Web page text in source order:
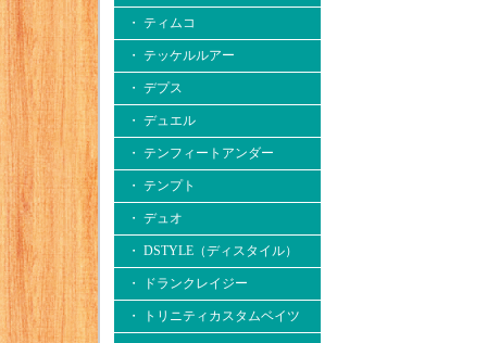
・ ティムコ
・ テッケルルアー
・ デプス
・ デュエル
・ テンフィートアンダー
・ テンプト
・ デュオ
・ DSTYLE（ディスタイル）
・ ドランクレイジー
・ トリニティカスタムベイツ